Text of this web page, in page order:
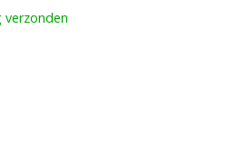
verzonden